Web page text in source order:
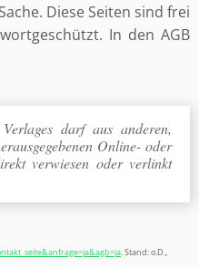
Diese Seiten sind frei
In den AGB
darf aus anderen,
Online- oder
verwiesen oder verlinkt
. Stand: o.D.,